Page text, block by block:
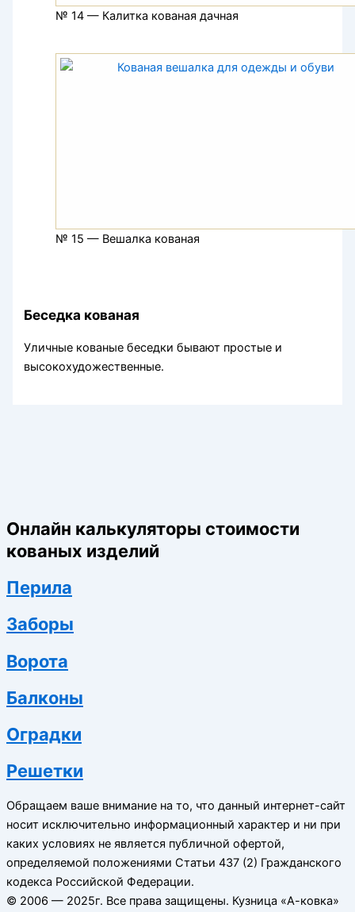
№ 14 — Калитка кованая дачная
№ 15 — Вешалка кованая
Беседка кованая
Уличные кованые беседки бывают простые и
высокохудожественные.
Онлайн калькуляторы стоимости
кованых изделий
Перила
Заборы
Ворота
Балконы
Оградки
Решетки
Обращаем ваше внимание на то, что данный интернет-сайт
носит исключительно информационный характер и ни при
каких условиях не является публичной офертой,
определяемой положениями Статьи 437 (2) Гражданского
кодекса Российской Федерации.
© 2006 — 2025г. Все права защищены. Кузница «А-ковка»